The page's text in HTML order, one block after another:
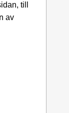
till
av